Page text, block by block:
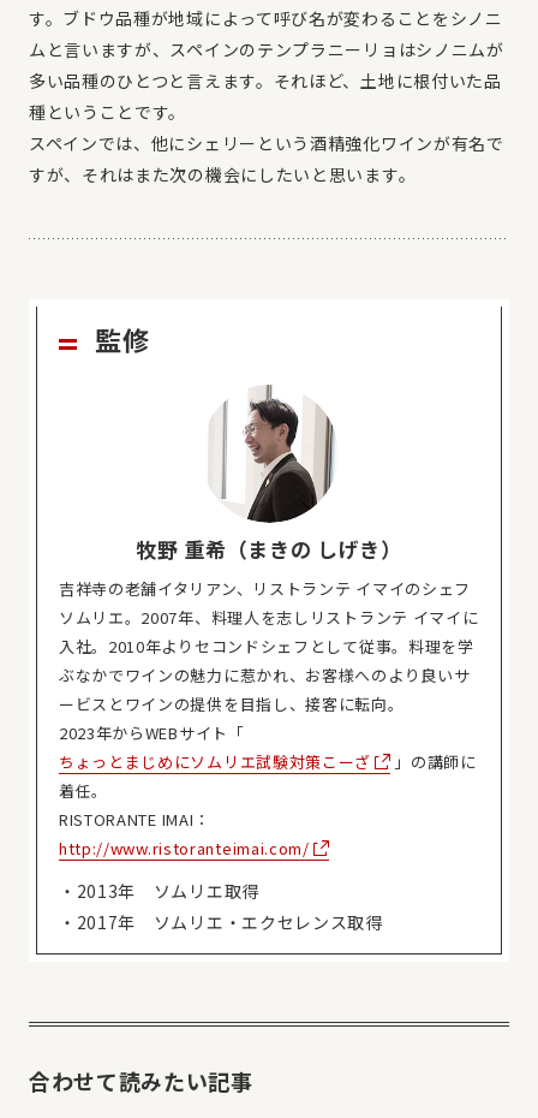
す。ブドウ品種が地域によって呼び名が変わることをシノニ
ムと言いますが、スペインのテンプラニーリョはシノニムが
多い品種のひとつと言えます。それほど、土地に根付いた品
種ということです。
スペインでは、他にシェリーという酒精強化ワインが有名で
すが、それはまた次の機会にしたいと思います。
監修
牧野 重希（まきの しげき）
吉祥寺の老舗イタリアン、リストランテ イマイのシェフ
ソムリエ。2007年、料理人を志しリストランテ イマイに
入社。2010年よりセコンドシェフとして従事。料理を学
ぶなかでワインの魅力に惹かれ、お客様へのより良いサ
ービスとワインの提供を目指し、接客に転向。
2023年からWEBサイト「
ちょっとまじめにソムリエ試験対策こーざ
」の講師に
着任。
RISTORANTE IMAI：
http://www.ristoranteimai.com/
・2013年 ソムリエ取得
・2017年 ソムリエ・エクセレンス取得
合わせて読みたい記事